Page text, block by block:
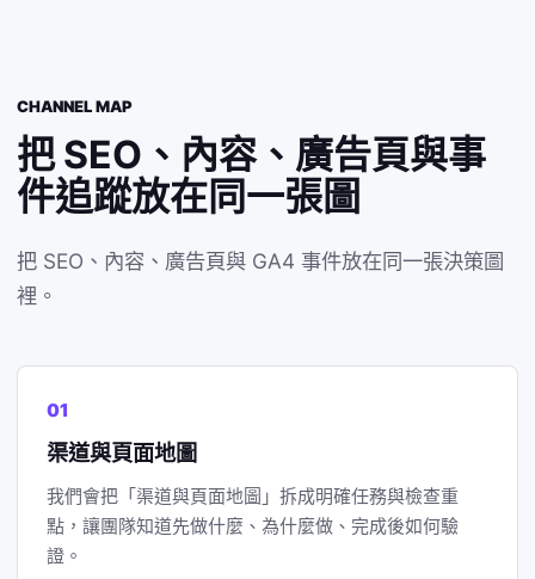
CHANNEL MAP
把 SEO、內容、廣告頁與事
件追蹤放在同一張圖
把 SEO、內容、廣告頁與 GA4 事件放在同一張決策圖
裡。
01
渠道與頁面地圖
我們會把「渠道與頁面地圖」拆成明確任務與檢查重
點，讓團隊知道先做什麼、為什麼做、完成後如何驗
證。